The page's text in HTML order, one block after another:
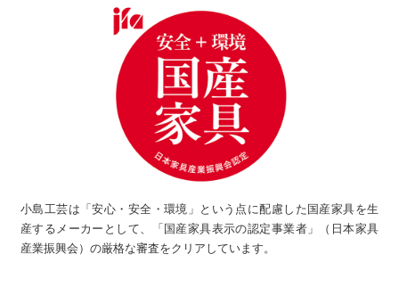
小島工芸は「安心・安全・環境」という点に配慮した国産家具を生
産するメーカーとして、「国産家具表示の認定事業者」（日本家具
産業振興会）の厳格な審査をクリアしています。